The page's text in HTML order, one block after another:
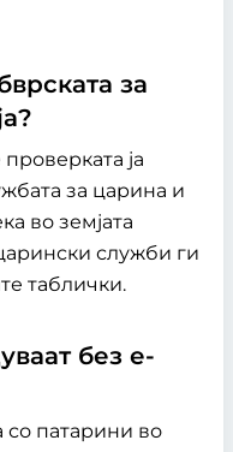
за
ја
за царина и
во земјата
служби ги
таблички.
без е-
со патарини во